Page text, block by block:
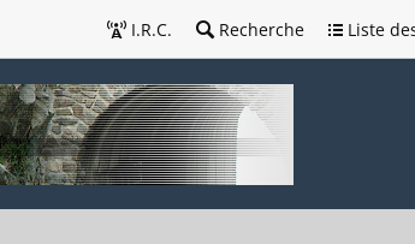
I.R.C. Recherche Liste